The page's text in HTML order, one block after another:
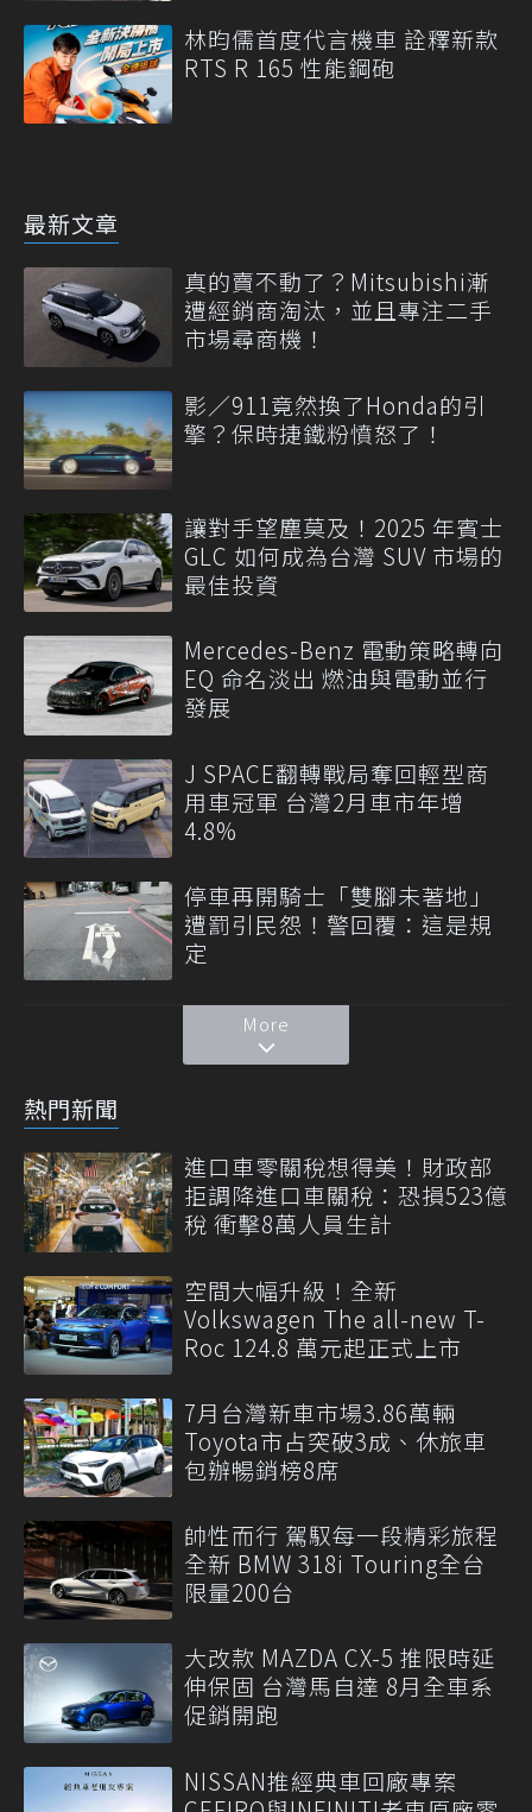
林昀儒首度代言機車 詮釋新款
RTS R 165 性能鋼砲
最新文章
真的賣不動了？Mitsubishi漸
遭經銷商淘汰，並且專注二手
市場尋商機！
影／911竟然換了Honda的引
擎？保時捷鐵粉憤怒了！
讓對手望塵莫及！2025 年賓士
GLC 如何成為台灣 SUV 市場的
最佳投資
Mercedes-Benz 電動策略轉向
EQ 命名淡出 燃油與電動並行
發展
J SPACE翻轉戰局奪回輕型商
用車冠軍 台灣2月車市年增
4.8%
停車再開騎士「雙腳未著地」
遭罰引民怨！警回覆：這是規
定
More
熱門新聞
進口車零關稅想得美！財政部
拒調降進口車關稅：恐損523億
稅 衝擊8萬人員生計
空間大幅升級！全新
Volkswagen The all-new T-
Roc 124.8 萬元起正式上市
7月台灣新車市場3.86萬輛
Toyota市占突破3成、休旅車
包辦暢銷榜8席
帥性而行 駕馭每一段精彩旅程
全新 BMW 318i Touring全台
限量200台
大改款 MAZDA CX-5 推限時延
伸保固 台灣馬自達 8月全車系
促銷開跑
NISSAN推經典車回廠專案